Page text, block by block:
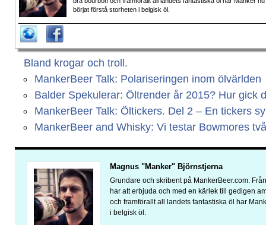
börjat förstå storheten i belgisk öl.
Bland krogar och troll.
MankerBeer Talk: Polariseringen inom ölvärlden
Balder Spekulerar: Öltrender år 2015? Hur gick
MankerBeer Talk: Öltickers. Del 2 – En tickers
MankerBeer and Whisky: Vi testar Bowmores
Magnus "Manker" Björnstjerna
Grundare och skribent på MankerBeer.com.
har att erbjuda och med en kärlek till gedigen
och framförallt all landets fantastiska öl har
i belgisk öl.